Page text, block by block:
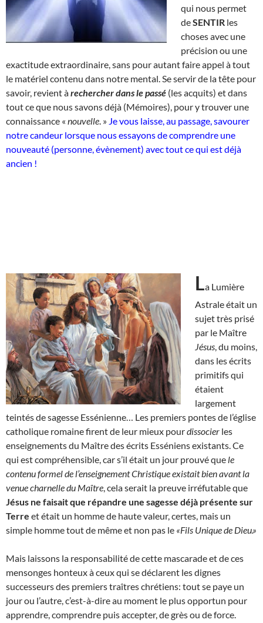
qui nous permet
deSENTIR les
choses avec une
précision ou une
exactitude extraordinaire, sans pour autant faire appel à tout
le matériel contenu dans notre mental. Se servir de la tête pour
savoir, revient àrechercher dans le passé (les acquits) et dans
tout ce que nous savons déjà (Mémoires), pour y trouver une
connaissance « nouvelle . » Je vous laisse, au passage, savourer
notre candeur lorsque nous essayons de comprendre une
nouveauté (personne, évènement) avec tout ce qui est déjà
ancien !
La Lumière
Astrale était un
sujet très prisé
par le Maître
Jésus , du moins,
dans les écrits
primitifs qui
étaient
largement
teintés de sagesse Essénienne… Les premiers pontes de l’église
catholique romaine firent de leur mieux pourdissocier les
enseignements du Maître des écrits Esséniens existants. Ce
qui est compréhensible, car s’il était un jour prouvé que le
contenu formel de l’enseignement Christique existait bien avant la
venue charnelle du Maître , cela serait la preuve irréfutable que
Jésus ne faisait que répandre une sagesse déjà présente sur
Terre et était un homme de haute valeur, certes, mais un
simple homme tout de même et non pas le «Fils Unique de Dieu.»
Mais laissons la responsabilité de cette mascarade et de ces
mensonges honteux à ceux qui se déclarent les dignes
successeurs des premiers traîtres chrétiens: tout se paye un
jour ou l’autre, c’est-à-dire au moment le plus opportun pour
apprendre, comprendre puis accepter, de grès ou de force.